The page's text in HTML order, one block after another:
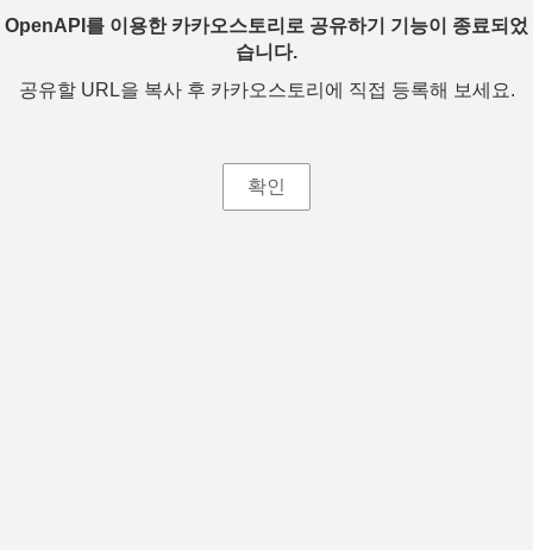
OpenAPI를 이용한 카카오스토리로 공유하기 기능이 종료되었
습니다.
공유할 URL을 복사 후 카카오스토리에 직접 등록해 보세요.
확인